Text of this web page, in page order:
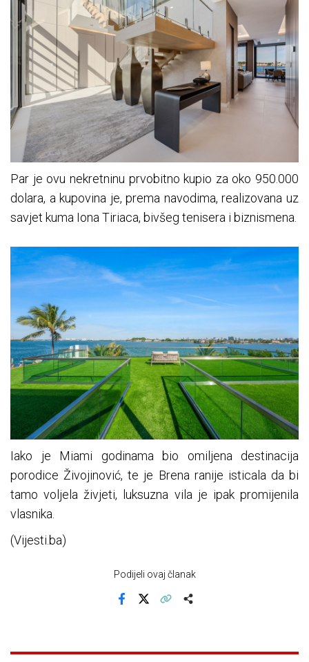
Par je ovu nekretninu prvobitno kupio za oko 950.000
dolara, a kupovina je, prema navodima, realizovana uz
savjet kuma Iona Tiriaca, bivšeg tenisera i biznismena.
Iako je Miami godinama bio omiljena destinacija
porodice Živojinović, te je Brena ranije isticala da bi
tamo voljela živjeti, luksuzna vila je ipak promijenila
vlasnika.
(Vijesti.ba)
Podijeli ovaj članak